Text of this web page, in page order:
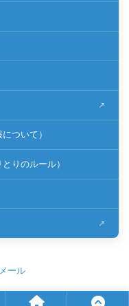
ついて）
りのルール）
ール